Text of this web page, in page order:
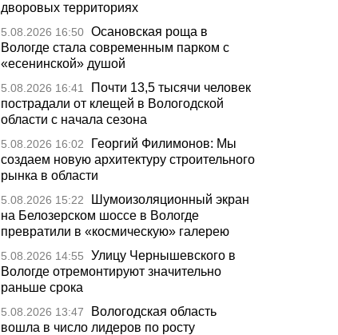
дворовых территориях
5.08.2026 16:50 Осановская роща в
Вологде стала современным парком с
«есенинской» душой
5.08.2026 16:41
Почти 13,5 тысячи человек
пострадали от клещей в Вологодской
области с начала сезона
5.08.2026 16:02
Георгий Филимонов: Мы
создаем новую архитектуру строительного
рынка в области
5.08.2026 15:22
Шумоизоляционный экран
на Белозерском шоссе в Вологде
превратили в «космическую» галерею
5.08.2026 14:55
Улицу Чернышевского в
Вологде отремонтируют значительно
раньше срока
5.08.2026 13:47
Вологодская область
вошла в число лидеров по росту